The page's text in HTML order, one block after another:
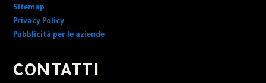
Sitemap
Privacy Policy
Pubblicità per le aziende
CONTATTI